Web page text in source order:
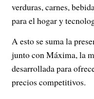
verduras, carnes,
para el hogar y
A esto se suma la
junto con Máxima, la
desarrollada para
precios competitivos.